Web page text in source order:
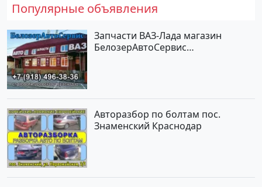
Популярные объявления
Запчасти ВАЗ-Лада магазин
БелозерАвтоСервис
Авторазбор по болтам пос.
Знаменский Краснодар